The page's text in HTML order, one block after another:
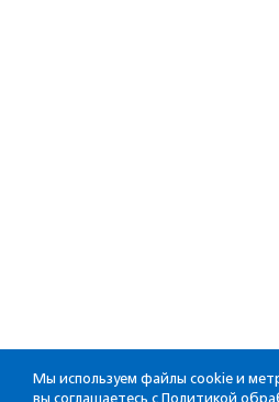
Мы используем файлы cookie и
вы соглашаетесь с Политикой